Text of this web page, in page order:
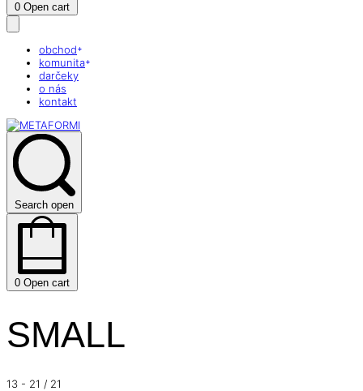
0 Open cart
obchod
komunita
darčeky
o nás
kontakt
Search open
0 Open cart
SMALL
13 - 21 / 21